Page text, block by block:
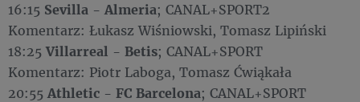
16:15 Sevilla - Almeria; CANAL+SPORT2
Komentarz: Łukasz Wiśniowski, Tomasz Lipiński
18:25 Villarreal - Betis; CANAL+SPORT
Komentarz: Piotr Laboga, Tomasz Ćwiąkała
20:55 Athletic - FC Barcelona; CANAL+SPORT